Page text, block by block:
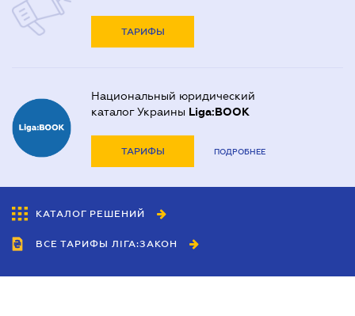
ТАРИФЫ
Национальный юридический
каталог Украины Liga:BOOK
ТАРИФЫ ПОДРОБНЕЕ
КАТАЛОГ РЕШЕНИЙ
ВСЕ ТАРИФЫ ЛІГА:ЗАКОН